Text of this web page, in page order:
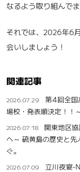
なるよう取り組んでま
それでは、2026年6
会いしましょう！
関連記事
2026.07.29
第4回全
場校・発表順決定！！～
2026.07.18
関東地区
へ～ 硫黄島の歴史と
ぐ。
2026.07.09 立川夜宴-